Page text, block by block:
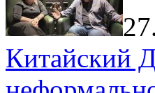
Китайский